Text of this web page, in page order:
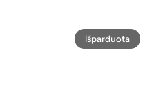
Išparduota